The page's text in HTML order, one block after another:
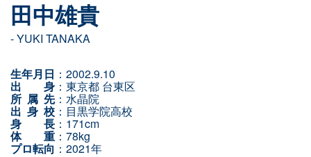
田中雄貴
- YUKI TANAKA
生年月日 ：2002.9.10
出 身 ：東京都 台東区
所 属 先：水晶院
出 身 校 ：目黒学院高校
身 長 ：171cm
体 重 ：78kg
プロ転向 ：2021年